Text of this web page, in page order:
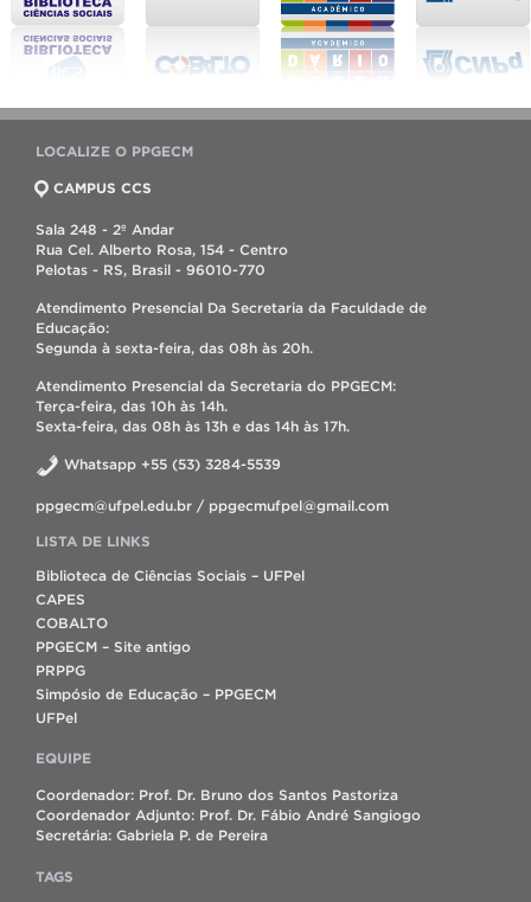
LOCALIZE O PPGECM
CAMPUS CCS
Sala 248 - 2º Andar
Rua Cel. Alberto Rosa, 154 - Centro
Pelotas - RS, Brasil - 96010-770
Atendimento Presencial Da Secretaria da Faculdade de
Educação:
Segunda à sexta-feira, das 08h às 20h.
Atendimento Presencial da Secretaria do PPGECM:
Terça-feira, das 10h às 14h.
Sexta-feira, das 08h às 13h e das 14h às 17h.
Whatsapp +55 (53) 3284-5539
ppgecm@ufpel.edu.br / ppgecmufpel@gmail.com
LISTA DE LINKS
Biblioteca de Ciências Sociais – UFPel
CAPES
COBALTO
PPGECM – Site antigo
PRPPG
Simpósio de Educação – PPGECM
UFPel
EQUIPE
Coordenador: Prof. Dr. Bruno dos Santos Pastoriza
Coordenador Adjunto: Prof. Dr. Fábio André Sangiogo
Secretária: Gabriela P. de Pereira
TAGS